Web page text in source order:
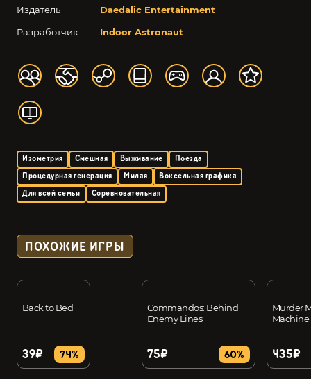
Издатель
Daedalic Entertainment
Разработчик
Indoor Astronaut
Изометрия Смешная Выживание
Поезда
Процедурная генерация
Милая
Воксельная графика
Для всей семьи
Соревновательная
ПОХОЖИЕ ИГРЫ
Back to Bed
39₽ 74%
Commandos: Behind
Enemy Lines
75₽ 60%
Murder
Machine
435₽